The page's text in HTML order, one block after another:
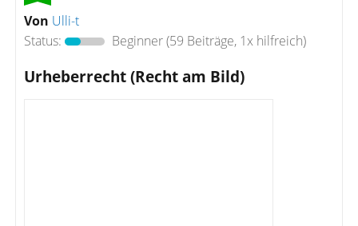
Von Ulli-t
Status:
Beginner(59 Beiträge, 1x hilfreich)
Urheberrecht (Recht am Bild)